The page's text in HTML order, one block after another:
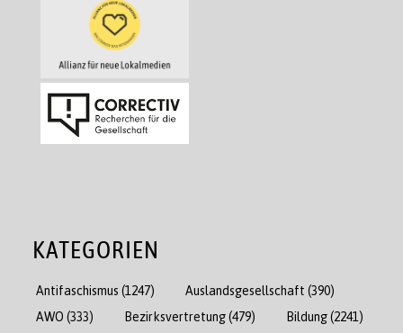
KATEGORIEN
Antifaschismus (1247) Auslandsgesellschaft (390)
AWO (333) Bezirksvertretung(479) Bildung(2241)